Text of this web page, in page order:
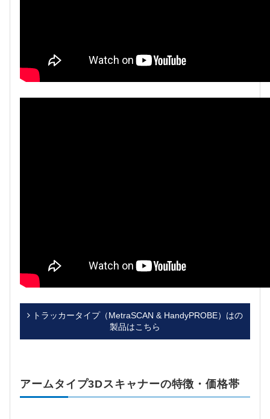
トラッカータイプ（MetraSCAN & HandyPROBE）はの
製品はこちら
アームタイプ3Dスキャナーの特徴・価格帯